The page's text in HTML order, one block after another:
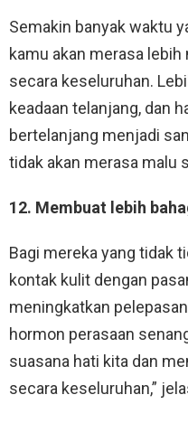
Semakin banyak waktu
kamu akan merasa
secara keseluruhan.
keadaan telanjang, dan
bertelanjang menjadi
tidak akan merasa malu
12. Membuat lebih
Bagi mereka yang tidak
kontak kulit dengan
meningkatkan
hormon perasaan
suasana hati kita dan
secara keseluruhan,”